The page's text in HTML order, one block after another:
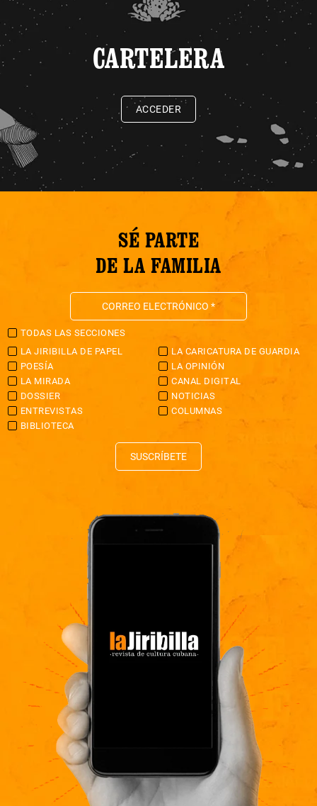
CARTELERA
ACCEDER
SÉ PARTE
DE LA FAMILIA
TODAS LAS SECCIONES
LA JIRIBILLA DE PAPEL
LA CARICATURA DE GUARDIA
POESÍA
LA OPINIÓN
LA MIRADA
CANAL DIGITAL
DOSSIER
NOTICIAS
ENTREVISTAS
COLUMNAS
BIBLIOTECA
SUSCRÍBETE